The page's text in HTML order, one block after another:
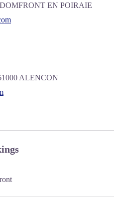
DOMFRONT EN POIRAIE
ALENCON